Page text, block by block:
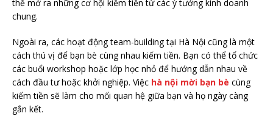
thể mở ra những cơ hội kiếm tiền từ các ý tưởng kinh doanh
chung.
Ngoài ra, các hoạt động team-building tại Hà Nội cũng là một
cách thú vị để bạn bè cùng nhau kiếm tiền. Bạn có thể tổ chức
các buổi workshop hoặc lớp học nhỏ để hướng dẫn nhau về
cách đầu tư hoặc khởi nghiệp. Việc hà nội mời bạn bè cùng
kiếm tiền sẽ làm cho mối quan hệ giữa bạn và họ ngày càng
gắn kết.